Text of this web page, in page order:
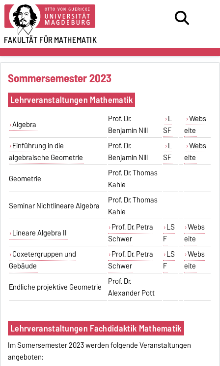
FAKULTÄT FÜRMATHEMATIK
Sommersemester 2023
Lehrveranstaltungen Mathematik
Algebra
Prof. Dr.
Benjamin Nill
L
SF
Webs
eite
Einführung in die
algebraische Geometrie
Prof. Dr.
Benjamin Nill
L
SF
Webs
eite
Geometrie
Prof. Dr. Thomas
Kahle
Seminar Nichtlineare Algebra
Prof. Dr. Thomas
Kahle
Lineare Algebra II
Prof. Dr. Petra
Schwer
LS
F
Webs
eite
Coxetergruppen und
Gebäude
Prof. Dr. Petra
Schwer
LS
F
Webs
eite
Endliche projektive Geometrie
Prof. Dr.
Alexander Pott
Lehrveranstaltungen Fachdidaktik Mathematik
Im Somersemester 2023 werden folgende Veranstaltungen
angeboten: